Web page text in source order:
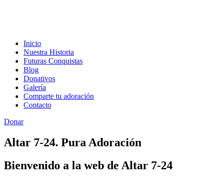
Inicio
Nuestra Historia
Futuras Conquistas
Blog
Donativos
Galería
Comparte tu adoración
Contacto
Donar
Altar 7-24. Pura Adoración
Bienvenido a la web de Altar 7-24